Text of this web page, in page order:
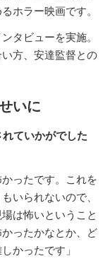
ホラー映画です。
タビューを実施。
方、安達監督との
いに
ていかがでした
ったです。これを
いられないので、
は怖いということ
ったかなとか、ど
かったです」